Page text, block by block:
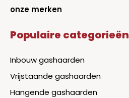
onze merken
Populaire categorieën
Inbouw gashaarden
Vrijstaande gashaarden
Hangende gashaarden